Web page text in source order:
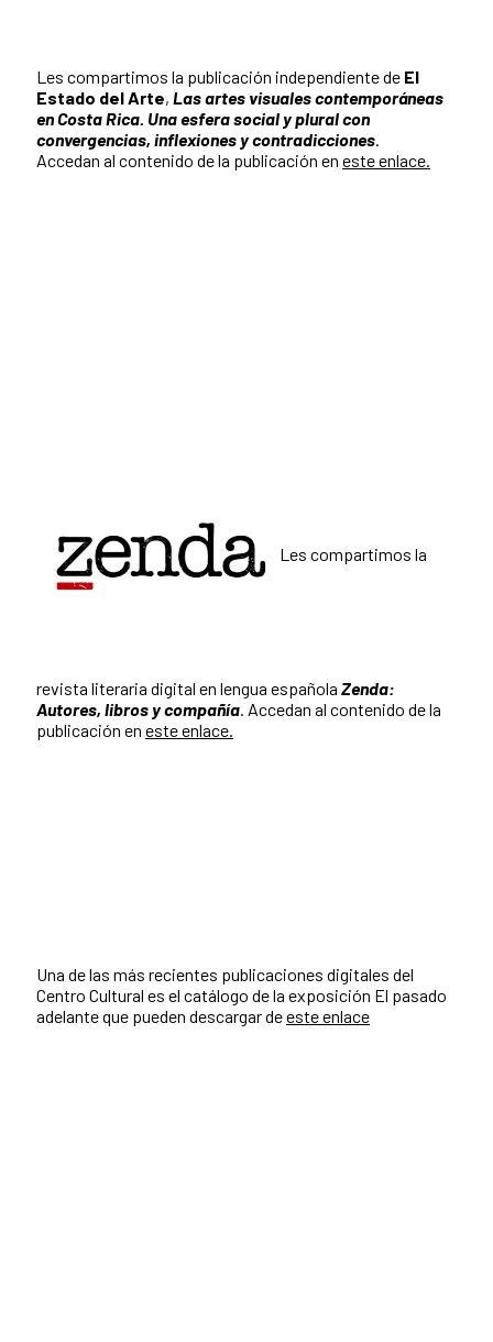
Les compartimos la publicación independiente de El
Estado del Arte, Las artes visuales contemporáneas
en Costa Rica. Una esfera social y plural con
convergencias, inflexiones y contradicciones
Accedan al contenido de la publicación en este enlace.
Les compartimos la
revista literaria digital en lengua española Zenda:
Autores, libros y compañía . Accedan al contenido de la
publicación en este enlace.
Una de las más recientes publicaciones digitales del
Centro Cultural es el catálogo de la exposición El pasado
adelante que pueden descargar deeste enlace